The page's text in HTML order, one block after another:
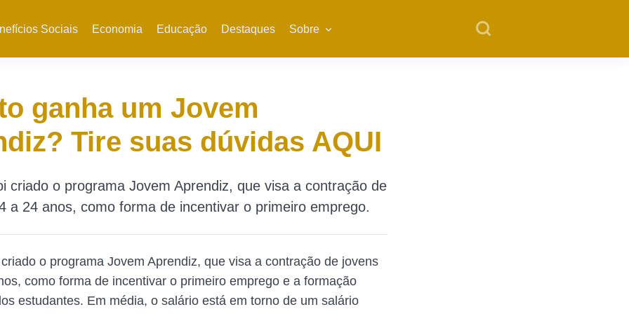
Sociais Economia Educação Destaques Sobre
ganha um Jovem
Tire suas dúvidas AQUI
criado o programa Jovem Aprendiz, que visa a contração de
a 24 anos, como forma de incentivar o primeiro emprego.
o programa Jovem Aprendiz, que visa a contração de jovens
como forma de incentivar o primeiro emprego e a formação
estudantes. Em média, o salário está em torno de um salário